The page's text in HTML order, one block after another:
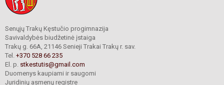
Senųjų Trakų Kęstučio progimnazija
Savivaldybės biudžetinė įstaiga
Trakų g. 66A, 21146 Senieji Trakai Trakų r. sav.
Tel. +370 528 66 235
El. p. stkestutis@gmail.com
Duomenys kaupiami ir saugomi
Juridinių asmenų registre